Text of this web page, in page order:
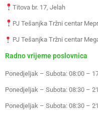
Titova br. 17, Jelah
PJ Tešanjka Tržni centar
PJ Tešanjka Tržni centar
Radno vrijeme poslovnica
Ponedjeljak – Subota: 08:00 –
Ponedjeljak – Subota: 08:30 –
Ponedjeljak – Subota: 08:30 –